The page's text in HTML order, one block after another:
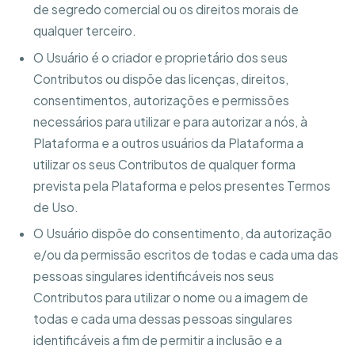
de segredo comercial ou os direitos morais de
qualquer terceiro.
O Usuário é o criador e proprietário dos seus
Contributos ou dispõe das licenças, direitos,
consentimentos, autorizações e permissões
necessários para utilizar e para autorizar a nós, à
Plataforma e a outros usuários da Plataforma a
utilizar os seus Contributos de qualquer forma
prevista pela Plataforma e pelos presentes Termos
de Uso.
O Usuário dispõe do consentimento, da autorização
e/ou da permissão escritos de todas e cada uma das
pessoas singulares identificáveis nos seus
Contributos para utilizar o nome ou a imagem de
todas e cada uma dessas pessoas singulares
identificáveis a fim de permitir a inclusão e a